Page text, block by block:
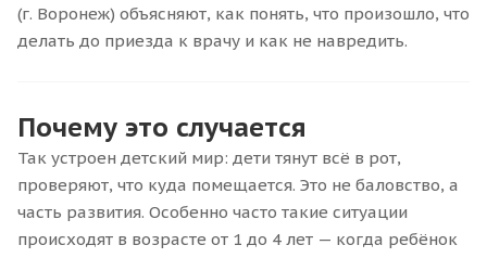
(г. Воронеж) объясняют, как понять, что произошло, что
делать до приезда к врачу и как не навредить.
Почему это случается
Так устроен детский мир: дети тянут всё в рот,
проверяют, что куда помещается. Это не баловство, а
часть развития. Особенно часто такие ситуации
происходят в возрасте от 1 до 4 лет — когда ребёнок